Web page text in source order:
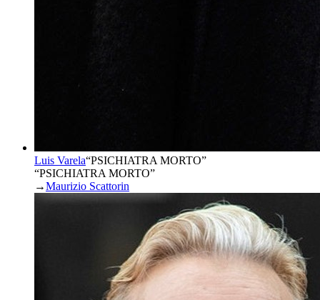
Luis Varela“PSICHIATRA MORTO”
“PSICHIATRA MORTO”
→Maurizio Scattorin